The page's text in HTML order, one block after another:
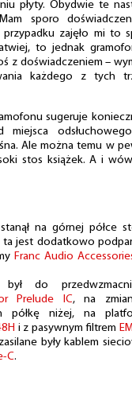
płyty. Obydwie te
sporo
zajęło mi to
to jednak
z doświadczeniem –
każdego z tych
sugeruje
Ale można temu w
stos książek. A i
na górnej półce
ta jest dodatkowo
Franc Audio
do
Prelude IC, na
półkę niżej, na
i z pasywnym filtrem
były kablem
C.